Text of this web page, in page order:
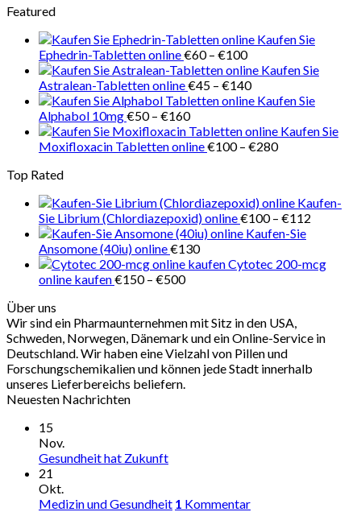
Featured
Kaufen Sie
Ephedrin-Tabletten online€60 – €100Preisspanne:
€60
bis
€100
Kaufen Sie
Astralean-Tabletten online€45 – €140Preisspanne:
€45
€140
Kaufen Sie
Alphabol 10mg€50 – €160Preisspanne:
€50
bis
Kaufen Sie
Moxifloxacin Tabletten online€100 – €280Preisspanne:
Top Rated
Kaufen-
Sie Librium (Chlordiazepoxid) online€100 – €112
€112
Kaufen-Sie
Ansomone (40iu) online€130
Cytotec 200-mcg
online kaufen€150 – €500Preisspanne:
€500
Über uns
Wir sind ein Pharmaunternehmen mit Sitz in den USA,
Schweden, Norwegen, Dänemark und ein Online-Service in
Deutschland. Wir haben eine Vielzahl von Pillen und
Forschungschemikalien und können jede Stadt innerhalb
unseres Lieferbereichs beliefern.
Neuesten Nachrichten
15
Nov.
Gesundheit hat Zukunft
21
Okt.
Medizin und Gesundheit 1 Kommentar